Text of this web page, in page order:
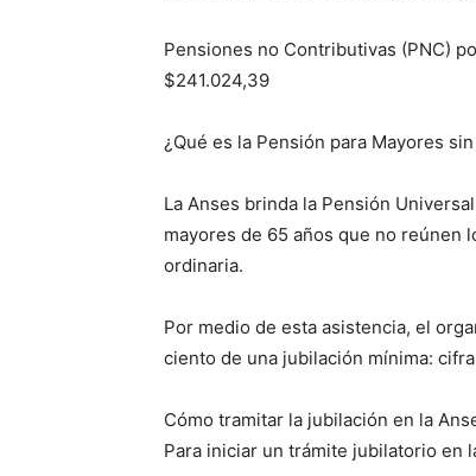
Pensiones no Contributivas (PNC)
$241.024,39
¿Qué es la Pensión para Mayores
La Anses brinda la Pensión
mayores de 65 años que no reúnen
ordinaria.
Por medio de esta asistencia, el
ciento de una jubilación mínima:
Cómo tramitar la jubilación en la
Para iniciar un trámite jubilatorio en